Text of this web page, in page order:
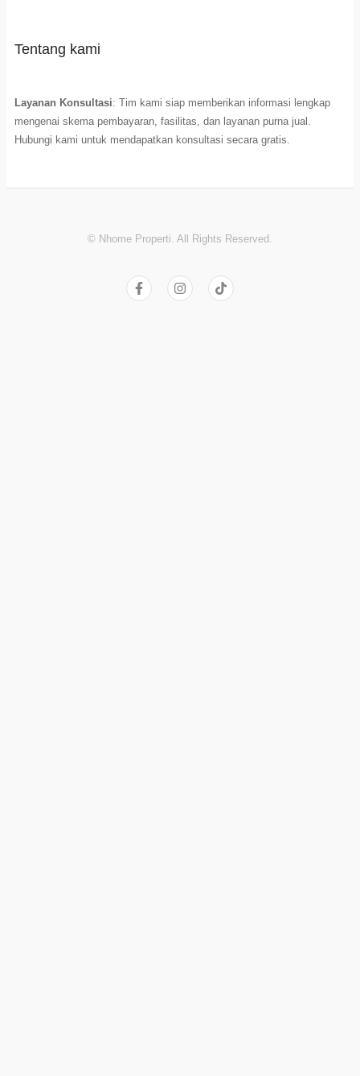
Tentang kami
Layanan Konsultasi: Tim kami siap memberikan informasi lengkap
mengenai skema pembayaran, fasilitas, dan layanan purna jual.
Hubungi kami untuk mendapatkan konsultasi secara gratis.
© Nhome Properti. All Rights Reserved.